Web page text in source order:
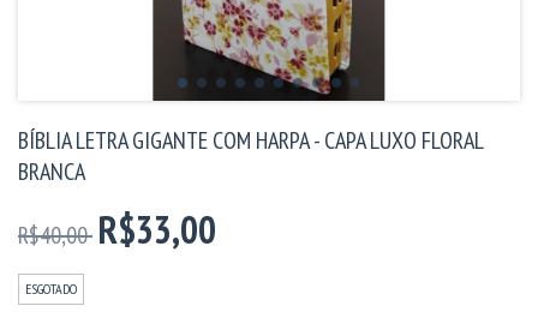
BÍBLIA LETRA GIGANTE COM HARPA - CAPA LUXO FLORAL
BRANCA
R$40,00 R$33,00
ESGOTADO